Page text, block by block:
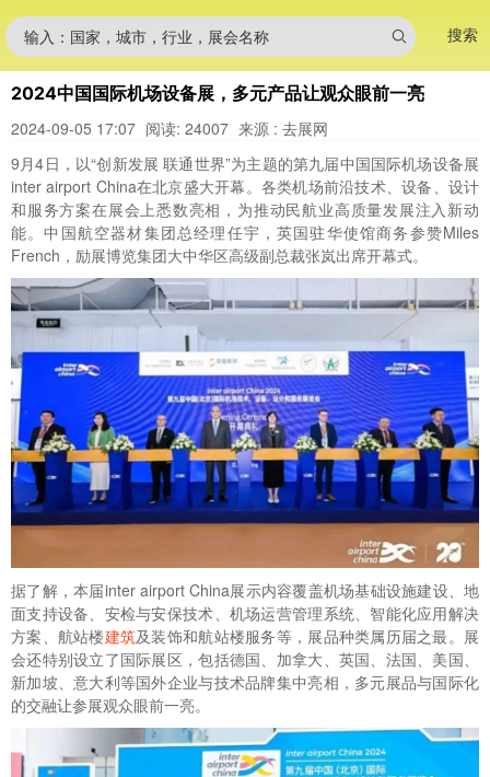
输入：国家，城市，行业，展会名称 搜索
2024中国国际机场设备展，多元产品让观众眼前一亮
2024-09-05 17:07 阅读: 24007 来源 : 去展网
9月4日，以“创新发展 联通世界”为主题的第九届中国国际机场设备展
inter airport China在北京盛大开幕。各类机场前沿技术、设备、设计
和服务方案在展会上悉数亮相，为推动民航业高质量发展注入新动
能。中国航空器材集团总经理任宇，英国驻华使馆商务参赞Miles
French，励展博览集团大中华区高级副总裁张岚出席开幕式。
据了解，本届inter airport China展示内容覆盖机场基础设施建设、地
面支持设备、安检与安保技术、机场运营管理系统、智能化应用解决
方案、航站楼建筑及装饰和航站楼服务等，展品种类属历届之最。展
会还特别设立了国际展区，包括德国、加拿大、英国、法国、美国、
新加坡、意大利等国外企业与技术品牌集中亮相，多元展品与国际化
的交融让参展观众眼前一亮。